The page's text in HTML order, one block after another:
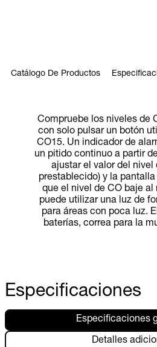
Catálogo De Productos
Compruebe los niveles de
con solo pulsar un botón
CO15. Un indicador de
un pitido continuo a partir
ajustar el valor del nivel
prestablecido) y la
que el nivel de CO baje al
puede utilizar una luz de
para áreas con poca luz.
baterías, correa para la
Especificaciones
Especificaciones
Detalles